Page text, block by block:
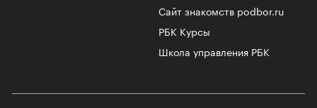
Сайт знакомств podbor.ru
РБК Курсы
Школа управления РБК